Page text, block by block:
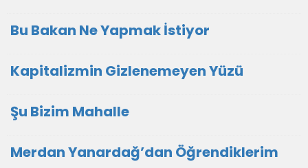
Bu Bakan Ne Yapmak İstiyor
Kapitalizmin Gizlenemeyen Yüzü
Şu Bizim Mahalle
Merdan Yanardağ’dan Öğrendiklerim